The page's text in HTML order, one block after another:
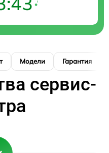
Модели Гарантия
сервис-